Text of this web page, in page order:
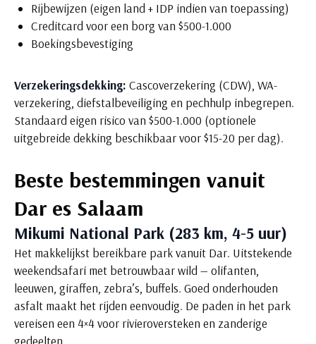
Rijbewijzen (eigen land + IDP indien van toepassing)
Creditcard voor een borg van $500-1.000
Boekingsbevestiging
Verzekeringsdekking: Cascoverzekering (CDW), WA-
verzekering, diefstalbeveiliging en pechhulp inbegrepen.
Standaard eigen risico van $500-1.000 (optionele
uitgebreide dekking beschikbaar voor $15-20 per dag).
Beste bestemmingen vanuit
Dar es Salaam
Mikumi National Park (283 km, 4-5 uur)
Het makkelijkst bereikbare park vanuit Dar. Uitstekende
weekendsafari met betrouwbaar wild — olifanten,
leeuwen, giraffen, zebra’s, buffels. Goed onderhouden
asfalt maakt het rijden eenvoudig. De paden in het park
vereisen een 4×4 voor rivieroversteken en zanderige
gedeelten.